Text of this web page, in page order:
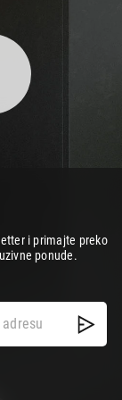
i primajte preko
ponude.